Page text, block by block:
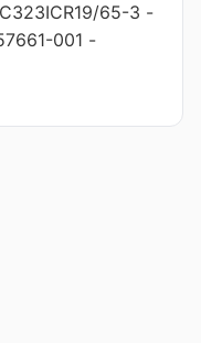
C323ICR19/65-3 -
001 -